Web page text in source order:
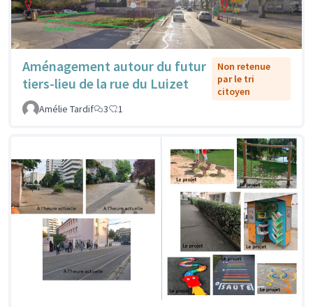
Aménagement autour du futur
tiers-lieu de la rue du Luizet
Non retenue
par le tri
citoyen
Amélie Tardif
3 1